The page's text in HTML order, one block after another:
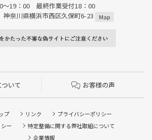
～19：00 最終作業受付18：00
奈川県横浜市西区久保町6-23
Map
いて お客様の声
プ リンク
プライバシーポリシー
ー
特定整備に関する弊社取組について
企業情報